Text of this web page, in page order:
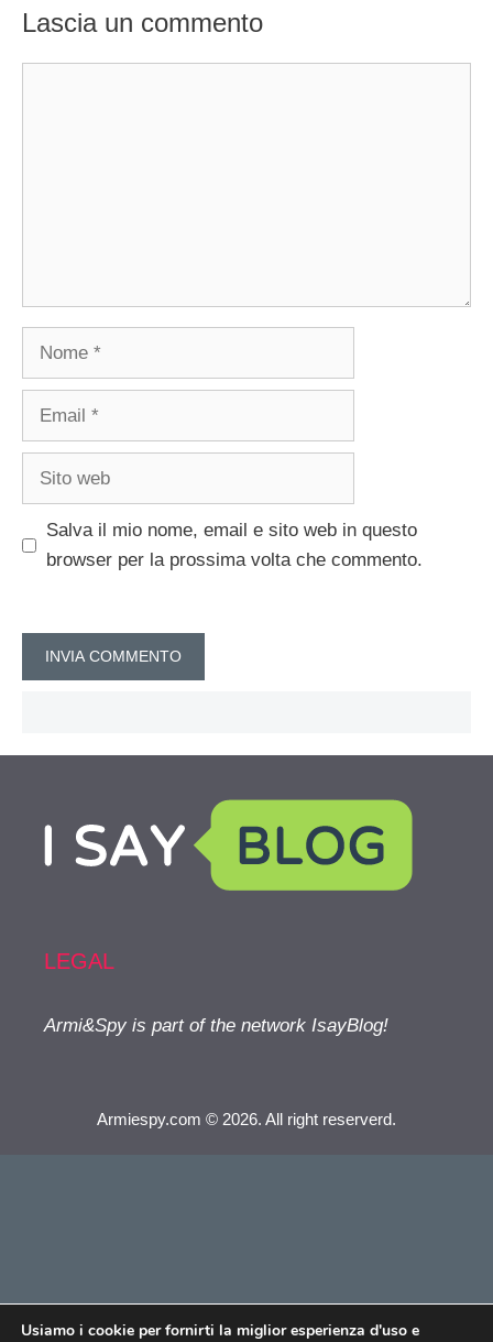
Lascia un commento
Nome
Email
Sito
Salva il mio nome, email e sito web in questo
browser per la prossima volta che commento.
LEGAL
Armi&Spy is part of the network IsayBlog!
Armiespy.com © 2026. All right reserverd.
Usiamo i cookie per fornirti la miglior esperienza d'uso e